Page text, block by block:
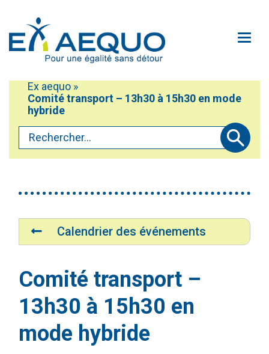
Mobiliser
Participer
Défendre
Accéder au service Oxili
Médias
Faire un don
Plan du site
Vous êtes ici :
Ex aequo »
Comité transport – 13h30 à 15h30 en mode
hybride
Navigation
Calendrier des événements
Comité transport –
13h30 à 15h30 en
mode hybride